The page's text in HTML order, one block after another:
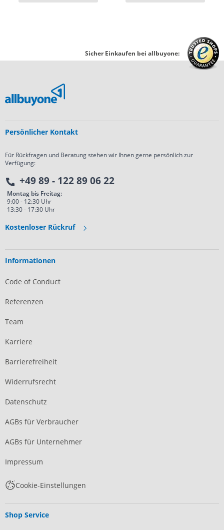
Sicher Einkaufen bei allbuyone:
Persönlicher Kontakt
Für Rückfragen und Beratung stehen wir Ihnen gerne persönlich zur
Verfügung:
+49 89 - 122 89 06 22
Montag bis Freitag:
9:00 - 12:30 Uhr
13:30 - 17:30 Uhr
Kostenloser Rückruf
Informationen
Code of Conduct
Referenzen
Team
Karriere
Barrierefreiheit
Widerrufsrecht
Datenschutz
AGBs für Verbraucher
AGBs für Unternehmer
Impressum
Cookie-Einstellungen
Shop Service